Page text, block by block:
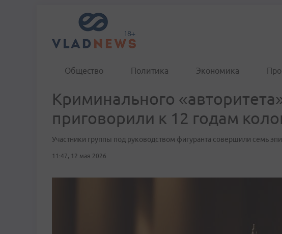
Общество Политика Экономика
Криминального
приговорили к 12 годам
Участники группы под руководством фигуранта совершили семь
11:47, 12 мая 2026